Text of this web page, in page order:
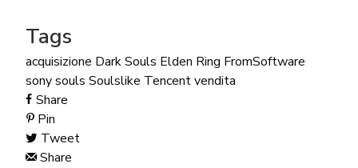
Tags
acquisizione Dark Souls Elden Ring FromSoftware
sonysouls Soulslike Tencentvendita
Share
Pin
Tweet
Share